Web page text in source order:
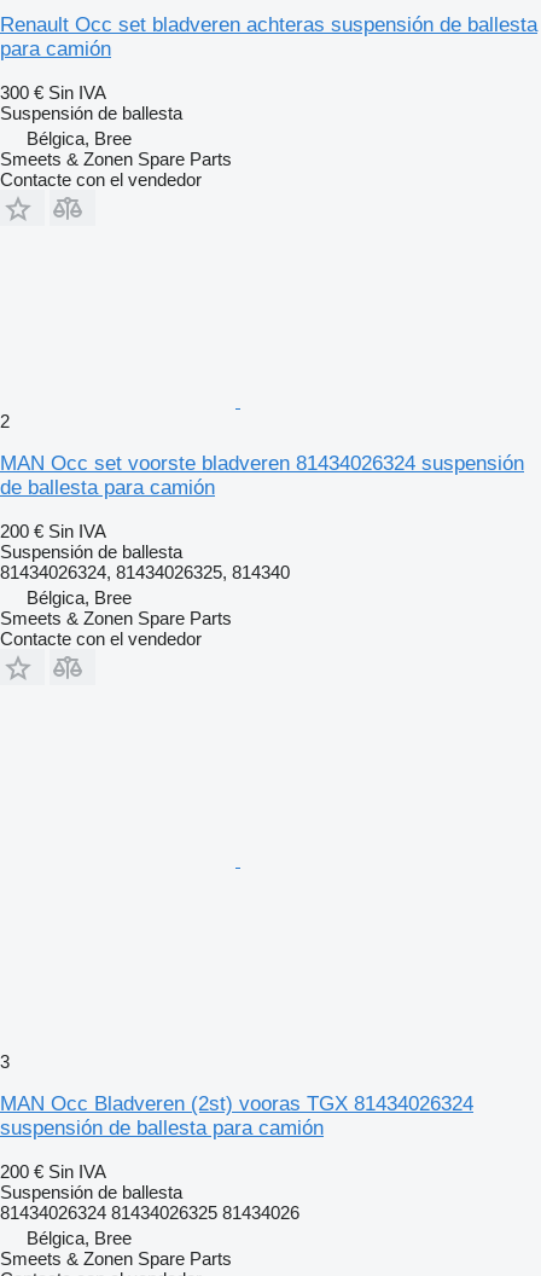
Renault Occ set bladveren achteras suspensión de ballesta
para camión
300 € Sin IVA
Suspensión de ballesta
Bélgica, Bree
Smeets & Zonen Spare Parts
Contacte con el vendedor
2
MAN Occ set voorste bladveren 81434026324 suspensión
de ballesta para camión
200 € Sin IVA
Suspensión de ballesta
81434026324, 81434026325, 814340
Bélgica, Bree
Smeets & Zonen Spare Parts
Contacte con el vendedor
3
MAN Occ Bladveren (2st) vooras TGX 81434026324
suspensión de ballesta para camión
200 € Sin IVA
Suspensión de ballesta
81434026324 81434026325 81434026
Bélgica, Bree
Smeets & Zonen Spare Parts